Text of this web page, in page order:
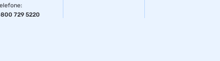
:
729 5220